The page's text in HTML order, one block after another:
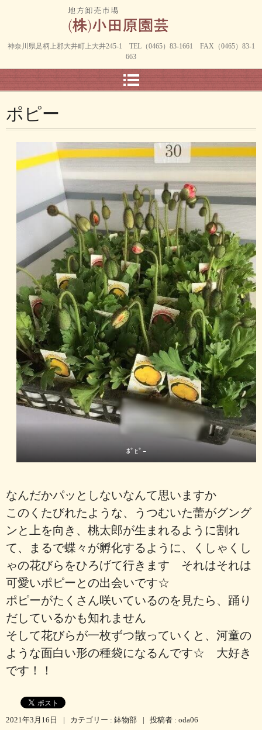
神奈川県足柄上郡大井町上大井245-1 TEL（0465）83-1661 FAX（0465）83-1
663
ポピー
ﾎﾟﾋﾟｰ
なんだかパッとしないなんて思いますか
このくたびれたような、うつむいた蕾がグング
ンと上を向き、桃太郎が生まれるように割れ
て、まるで蝶々が孵化するように、くしゃくし
ゃの花びらをひろげて行きます それはそれは
可愛いポピーとの出会いです☆
ポピーがたくさん咲いているのを見たら、踊り
だしているかも知れません
そして花びらが一枚ずつ散っていくと、河童の
ような面白い形の種袋になるんです☆ 大好き
です！！
2021年3月16日 | カテゴリー : 鉢物部 | 投稿者 : oda06